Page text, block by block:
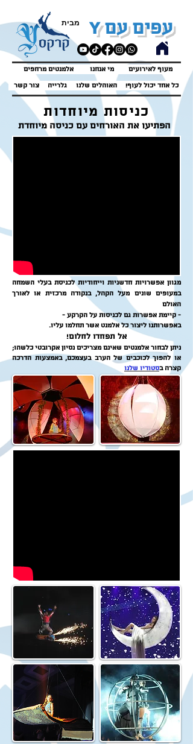
מבית עפים עםY
מעוף לאירועים מי אנחנו
אלמנטים מרחפים
!כל אחד יכול לעוף
גלרייה צור קשר האוהלים שלנו
כניסות מיוחדות
הפתיעו את האורחים עם כניסה מיוחדת
מגוון אפשרויות חדשניות וייחודיות לכניסת בעלי השמחה
במעופים שונים מעל הקהל, בנקודה מרכזית או לאורך
האולם
- קיימת אפשרות גם לכניסות על הקרקע -
באפשרותנו ליצור כל אלמנט אשר תחלמו עליו.
אל תפחדו לחלום!
ניתן לבחור אלמנטים שאינם מצריכים נסיון אקרובטי כלשהו;
או להפוך לכוכבים של הערב בעצמכם, באמצעות הדרכה
קצרה בסטודיו שלנו